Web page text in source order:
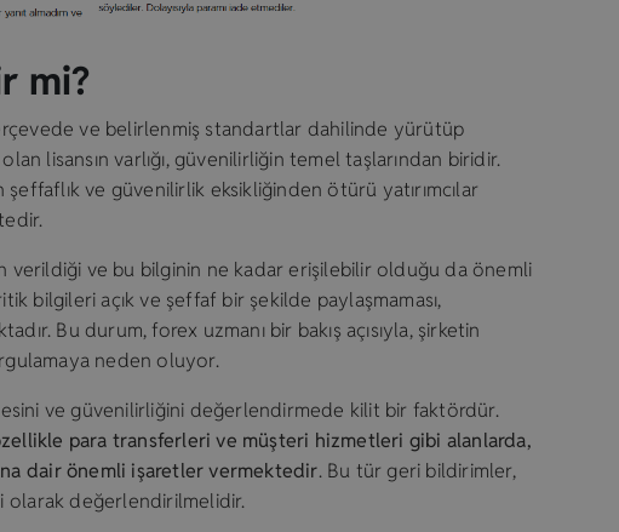
mi?
ve belirlenmiş standartlar dahilinde yürütüp
lisansın varlığı, güvenilirliğin temel taşlarından biridir.
şeffaflık ve güvenilirlik eksikliğinden ötürü yatırımcılar
verildiği ve bu bilginin ne kadar erişilebilir olduğu da önemli
bilgileri açık ve şeffaf bir şekilde paylaşmaması,
Bu durum, forex uzmanı bir bakış açısıyla, şirketin
neden oluyor.
ve güvenilirliğini değerlendirmede kilit bir faktördür.
para transferleri ve müşteri hizmetleri gibi alanlarda,
dair önemli işaretler vermektedir. Bu tür geri bildirimler,
olarak değerlendirilmelidir.